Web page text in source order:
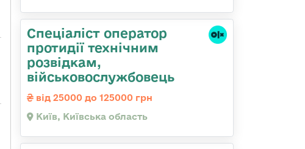
Спеціаліст оператор
протидії технічним
розвідкам,
військовослужбовець
від 25000 до 125000 грн
Київ, Київська область